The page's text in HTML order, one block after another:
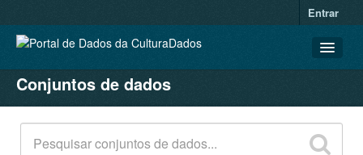
Entrar
CONJUNTOS DE DADOS
ORGANIZAÇÕES
GRUPOS
Conjuntos de dados